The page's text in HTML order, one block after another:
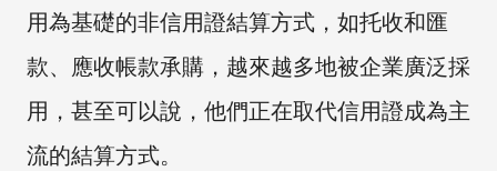
用為基礎的非信用證結算方式，如托收和匯
款、應收帳款承購，越來越多地被企業廣泛採
用，甚至可以說，他們正在取代信用證成為主
流的結算方式。